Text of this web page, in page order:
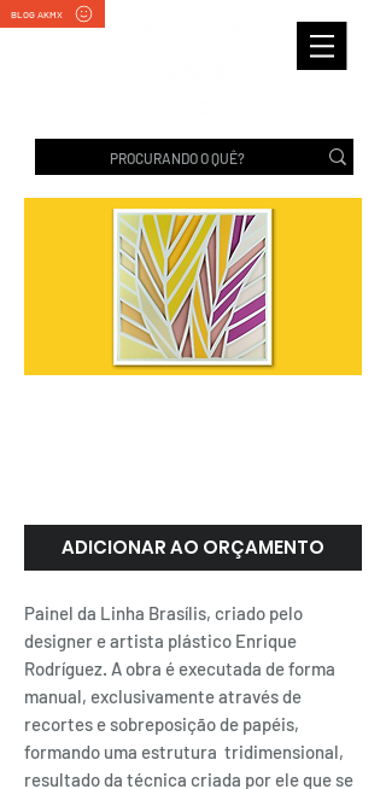
BLOG AKMX
ADICIONAR AO ORÇAMENTO
Painel da Linha Brasílis, criado pelo
designer e artista plástico Enrique
Rodríguez. A obra é executada de forma
manual, exclusivamente através de
recortes e sobreposição de papéis,
formando uma estrutura tridimensional,
resultado da técnica criada por ele que se